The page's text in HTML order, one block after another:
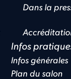
Dans la
Infos
Infos générales
Plan du salon